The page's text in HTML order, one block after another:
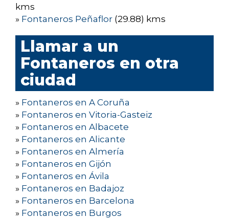
kms
» Fontaneros Peñaflor (29.88) kms
Llamar a un
Fontaneros en otra
ciudad
» Fontaneros en A Coruña
» Fontaneros en Vitoria-Gasteiz
» Fontaneros en Albacete
» Fontaneros en Alicante
» Fontaneros en Almería
» Fontaneros en Gijón
» Fontaneros en Ávila
» Fontaneros en Badajoz
» Fontaneros en Barcelona
» Fontaneros en Burgos